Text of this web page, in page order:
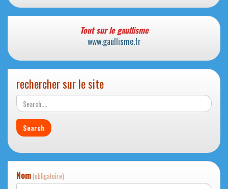
Tout sur le gaullisme
www.gaullisme.fr
rechercher sur le site
Nom(obligatoire)